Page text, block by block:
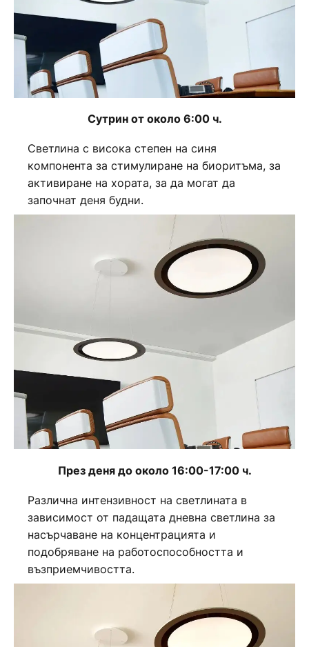
Сутрин от около 6:00 ч.
Светлина с висока степен на синя
компонента за стимулиране на биоритъма, за
активиране на хората, за да могат да
започнат деня будни.
През деня до около 16:00-17:00 ч.
Различна интензивност на светлината в
зависимост от падащата дневна светлина за
насърчаване на концентрацията и
подобряване на работоспособността и
възприемчивостта.